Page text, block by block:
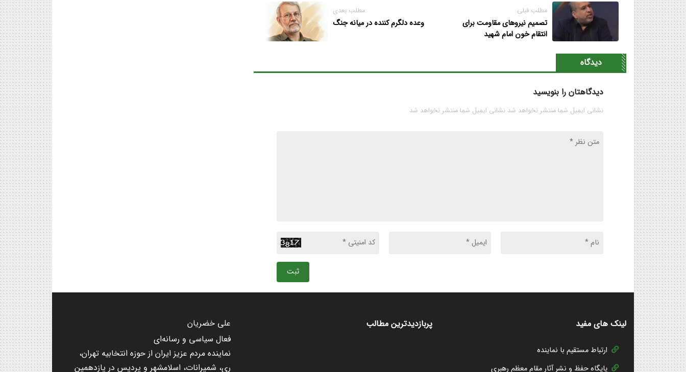
مطلب قبلی
تصمیم نیروهای مقاومت برای
انتقام خون امام شهید
مطلب بعدی
وعده دلگرم کننده در میانه جنگ
دیدگاه
دیدگاهتان را بنویسید
نشانی ایمیل شما منتشر نخواهد شد نشانی ایمیل شما منتشر نخواهد شد
ثبت
لینک های مفید
ارتباط مستقیم با نماینده
پایگاه حفظ و نشر آثار مقام معظم رهبری
پربازدیدترین مطالب
علی خضریان
فعال سیاسی و رسانه‌ای
نماینده مردم عزیز ایران از حوزه انتخابیه تهران،
ری، شمیرانات، اسلامشهر و پردیس در یازدهمین